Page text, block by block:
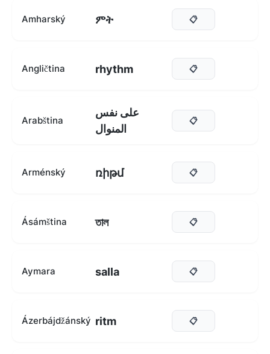
Amharský ምት 📋
Angličtina rhythm 📋
Arabština
على نفس
المنوال
📋
Arménský ռիթմ 📋
Ásámština তাল 📋
Aymara salla 📋
Ázerbájdžánský ritm 📋